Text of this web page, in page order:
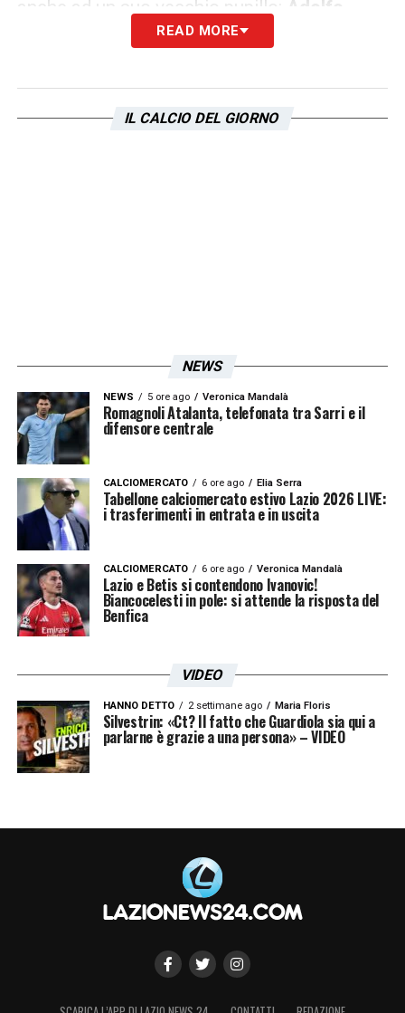
anche ad un suo vecchio pupillo:
Adolfo
. Per il quotidiano spagnolo
nuovamente nel mirino il classe ’99 delSan
Lorenzo. Attualmente gli argentini valutano il
ISCRIVIMI
Accetto laPrivacy Policy
LA PLAYLIST DELLE NOSTRE TOP NEWS
READ MORE
IL CALCIO DEL GIORNO
NEWS
NEWS 5 ore ago Veronica Mandalà
Romagnoli Atalanta, telefonata tra Sarri e il
difensore centrale
CALCIOMERCATO 6 ore ago Elia Serra
Tabellone calciomercato estivo Lazio 2026 LIVE:
i trasferimenti in entrata e in uscita
CALCIOMERCATO 6 ore ago Veronica Mandalà
Lazio e Betis si contendono Ivanovic!
Biancocelesti in pole: si attende la risposta del
Benfica
VIDEO
HANNO DETTO 2 settimane ago Maria Floris
Silvestrin: «Ct? Il fatto che Guardiola sia qui a
parlarne è grazie a una persona» – VIDEO